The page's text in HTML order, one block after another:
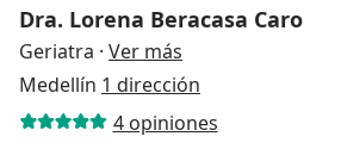
Dra. Lorena Beracasa Caro
Geriatra · Ver más
Medellín 1 dirección
4 opiniones